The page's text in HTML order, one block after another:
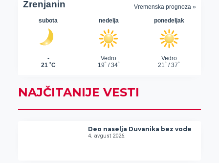
NAJČITANIJE VESTI
Deo naselja Duvanika bez vode
4. avgust 2026.